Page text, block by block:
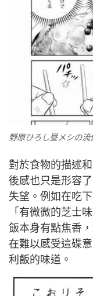
野原ひろし昼メシの流
對於食物的描述
後感也只是形容
失望。例如在吃
「有微微的芝士
飯本身有點焦香
在難以感受這碟
利飯的味道。